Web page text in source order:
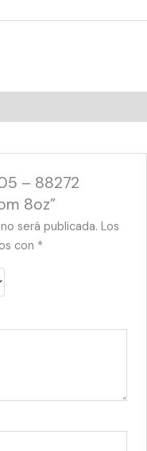
– 88272
8oz”
será publicada. Los
con *